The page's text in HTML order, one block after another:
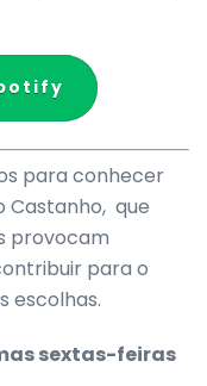
para conhecer
Castanho, que
provocam
para o
escolhas.
sextas-feiras